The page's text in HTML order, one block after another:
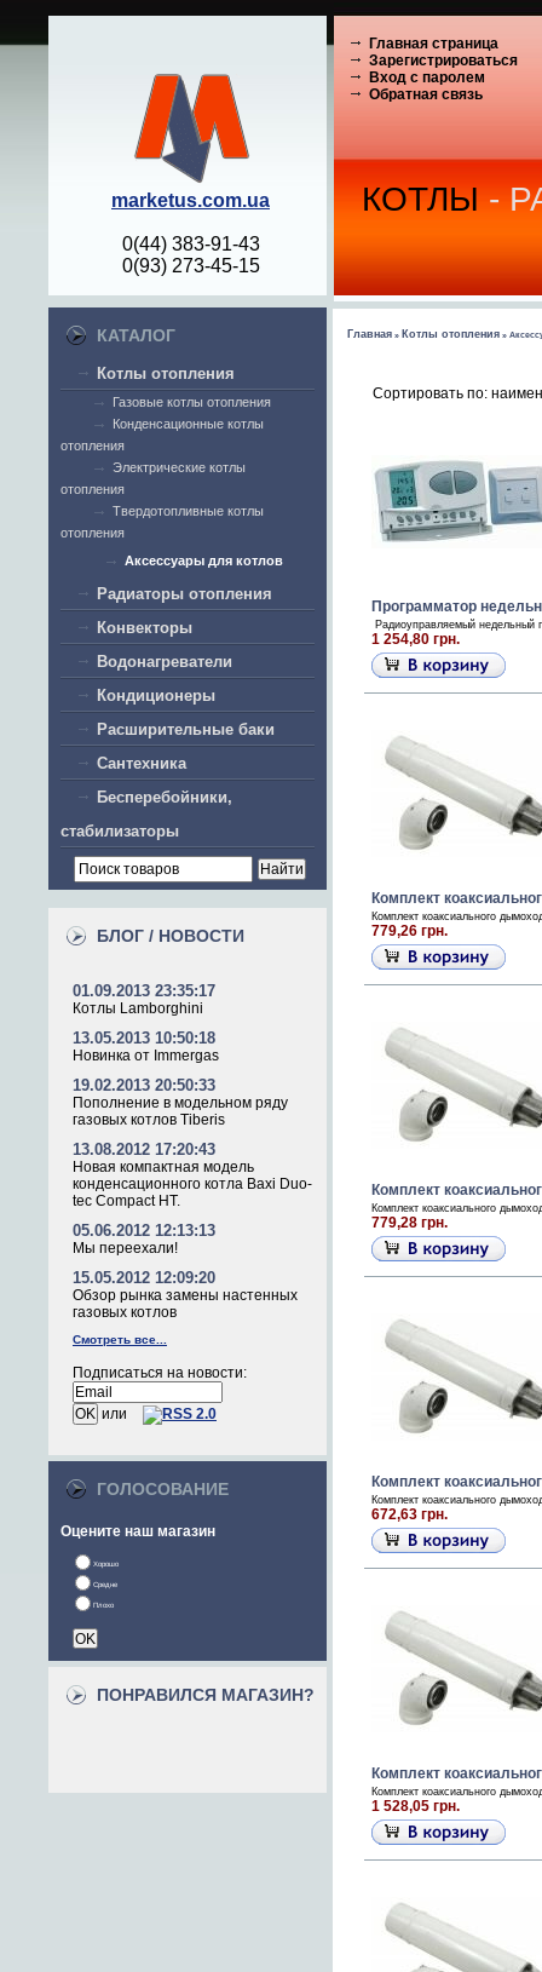
marketus.com.ua
0(44) 383-91-43
0(93) 273-45-15
КОТЛЫ -
Главная страница
Зарегистрироваться
Вход с паролем
Обратная связь
КАТАЛОГ
Котлы отопления
Газовые котлы отопления
Конденсационные котлы
отопления
Электрические котлы
отопления
Твердотопливные котлы
отопления
Аксессуары для котлов
Радиаторы отопления
Конвекторы
Водонагреватели
Кондиционеры
Расширительные баки
Сантехника
Бесперебойники,
стабилизаторы
БЛОГ / НОВОСТИ
01.09.2013 23:35:17
Котлы Lamborghini
13.05.2013 10:50:18
Новинка от Immergas
19.02.2013 20:50:33
Пополнение в модельном ряду
газовых котлов Tiberis
13.08.2012 17:20:43
Новая компактная модель
конденсационного котла Baxi Duo-
tec Compact HT.
05.06.2012 12:13:13
Мы переехали!
15.05.2012 12:09:20
Обзор рынка замены настенных
газовых котлов
Смотреть все...
Подписаться на новости:
или
ГОЛОСОВАНИЕ
Оцените наш магазин
Хорошо
Средне
Плохо
ПОНРАВИЛСЯ МАГАЗИН?
Главная » Котлы отопления »
Сортировать по:
Программатор
Радиоуправляемый недельный
1 254,80 грн.
Комплект
Комплект коаксиального
779,26 грн.
Комплект
Комплект коаксиального
779,28 грн.
Комплект
Комплект коаксиального
672,63 грн.
Комплект
Комплект коаксиального
1 528,05 грн.